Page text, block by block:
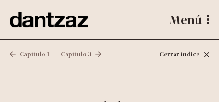
Menú
Capítulo 1 Cerrar índice
Capítulo 3